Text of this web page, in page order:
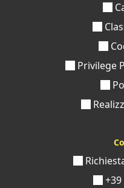
Privilege